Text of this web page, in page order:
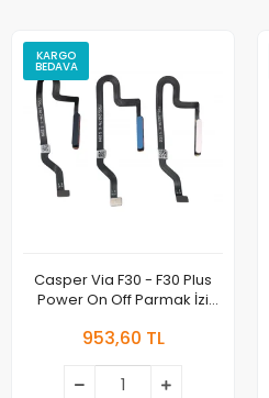
KARGO
BEDAVA
Casper Via F30 - F30 Plus
Power On Off Parmak İzi
953,60 TL